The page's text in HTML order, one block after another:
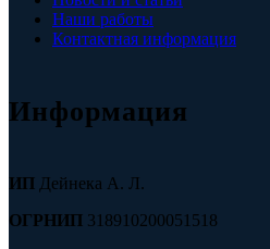
Наши работы
Контактная информация
Информация
ИП Дейнека А. Л.
ОГРНИП 318910200051518